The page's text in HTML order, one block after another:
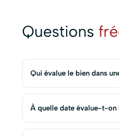
Questions
Qui évalue le bien dans
À quelle date évalue-t-on